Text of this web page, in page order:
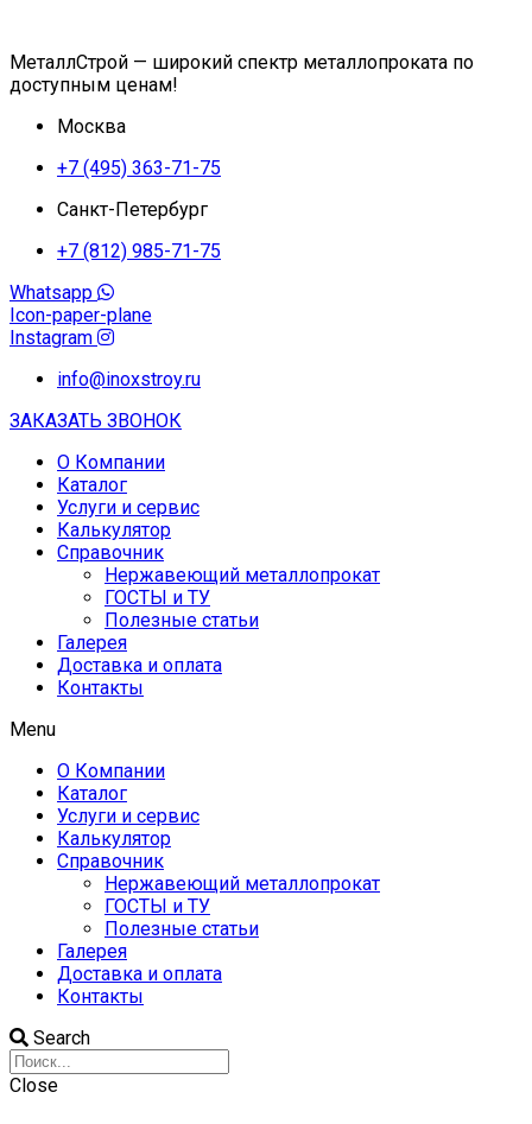
МеталлСтрой — широкий спектр металлопроката по
доступным ценам!
Москва
+7 (495) 363-71-75
Санкт-Петербург
+7 (812) 985-71-75
Whatsapp
Icon-paper-plane
Instagram
info@inoxstroy.ru
ЗАКАЗАТЬ ЗВОНОК
О Компании
Каталог
Услуги и сервис
Калькулятор
Справочник
Нержавеющий металлопрокат
ГОСТЫ и ТУ
Полезные статьи
Галерея
Доставка и оплата
Контакты
Menu
О Компании
Каталог
Услуги и сервис
Калькулятор
Справочник
Нержавеющий металлопрокат
ГОСТЫ и ТУ
Полезные статьи
Галерея
Доставка и оплата
Контакты
Search
Close